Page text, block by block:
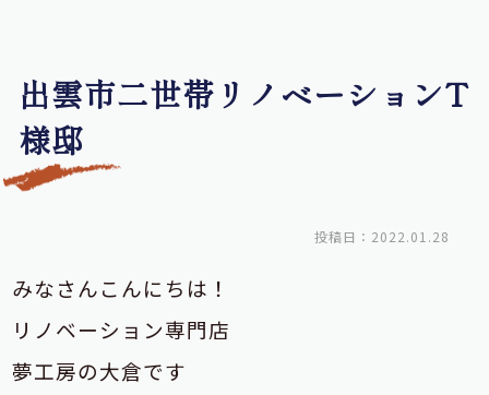
出雲市二世帯リノベーションT
様邸
投稿日：2022.01.28
みなさんこんにちは！
リノベーション専門店
夢工房の大倉です